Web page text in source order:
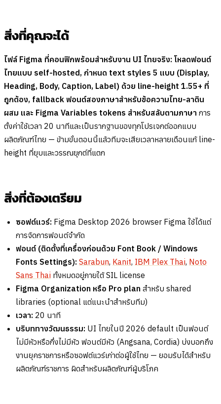
สิ่งที่คุณจะได้
ไฟล์ Figma ที่คอนฟิกพร้อมสำหรับงาน UI ไทยจริง: โหลดฟอนต์
ไทยแบบ self-hosted, กำหนด text styles 5 แบบ (Display,
Heading, Body, Caption, Label) ด้วย line-height 1.55+ ที่
ถูกต้อง, fallback ฟอนต์สองภาษาสำหรับข้อความไทย-ลาติน
ผสม และ Figma Variables tokens สำหรับสลับตามภาษา การ
ตั้งค่าใช้เวลา 20 นาทีและเป็นรากฐานของทุกโปรเจกต์ออกแบบ
ผลิตภัณฑ์ไทย — ข้ามขั้นตอนนี้แล้วทีมจะเสียเวลาหลายเดือนแก้ line-
height ที่ยุบและวรรณยุกต์ที่แตก
สิ่งที่ต้องเตรียม
ซอฟต์แวร์: Figma Desktop 2026 browser Figma ใช้ได้แต่
การจัดการฟอนต์จำกัด
ฟอนต์ (ติดตั้งที่เครื่องก่อนด้วย Font Book / Windows
Fonts Settings): Sarabun, Kanit, IBM Plex Thai, Noto
Sans Thai ทั้งหมดอยู่ภายใต้ SIL license
Figma Organization หรือ Pro plan สำหรับ shared
libraries (optional แต่แนะนำสำหรับทีม)
เวลา: 20 นาที
บริบททางวัฒนธรรม: UI ไทยในปี 2026 default เป็นฟอนต์
ไม่มีหัวหรือกึ่งไม่มีหัว ฟอนต์มีหัว (Angsana, Cordia) บ่งบอกถึง
งานยุคราชการหรือซอฟต์แวร์เก่าต่อผู้ใช้ไทย — ยอมรับได้สำหรับ
ผลิตภัณฑ์ราชการ ผิดสำหรับผลิตภัณฑ์ผู้บริโภค